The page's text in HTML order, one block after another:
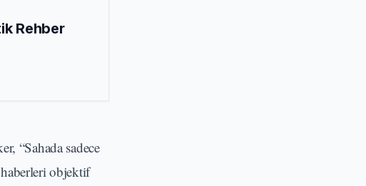
Rehber
“Sahada sadece
haberleri objektif